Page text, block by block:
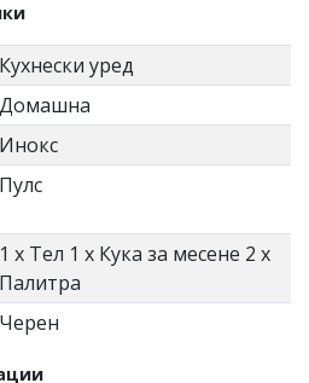
Кухнески уред
Домашна
Инокс
Пулс
1 x Тел 1 x Кука за месене 2 x
Палитра
Черен